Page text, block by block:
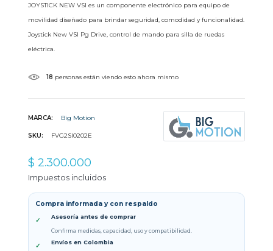
JOYSTICK NEW VSI es un componente electrónico para equipo de
movilidad diseñado para brindar seguridad, comodidad y funcionalidad.
Joystick New VSI Pg Drive, control de mando para silla de ruedas
eléctrica.
18 personas están viendo esto ahora mismo
MARCA: Big Motion
SKU: FVG2SI0202E
$ 2.300.000
Impuestos incluidos
Compra informada y con respaldo
✓ Asesoría antes de comprar
Confirma medidas, capacidad, uso y compatibilidad.
✓ Envíos en Colombia